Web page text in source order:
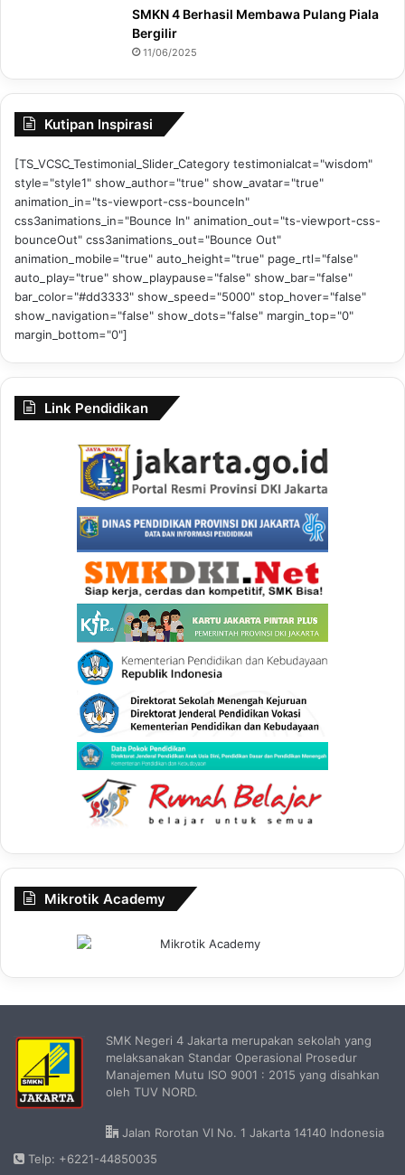
SMKN 4 Berhasil Membawa Pulang Piala
Bergilir
11/06/2025
Kutipan Inspirasi
[TS_VCSC_Testimonial_Slider_Category testimonialcat="wisdom"
style="style1" show_author="true" show_avatar="true"
animation_in="ts-viewport-css-bounceIn"
css3animations_in="Bounce In" animation_out="ts-viewport-css-
bounceOut" css3animations_out="Bounce Out"
animation_mobile="true" auto_height="true" page_rtl="false"
auto_play="true" show_playpause="false" show_bar="false"
bar_color="#dd3333" show_speed="5000" stop_hover="false"
show_navigation="false" show_dots="false" margin_top="0"
margin_bottom="0"]
Link Pendidikan
Mikrotik Academy
SMK Negeri 4 Jakarta merupakan sekolah yang
melaksanakan Standar Operasional Prosedur
Manajemen Mutu ISO 9001 : 2015 yang disahkan
oleh TUV NORD.
Jalan Rorotan VI No. 1 Jakarta 14140 Indonesia
Telp: +6221-44850035